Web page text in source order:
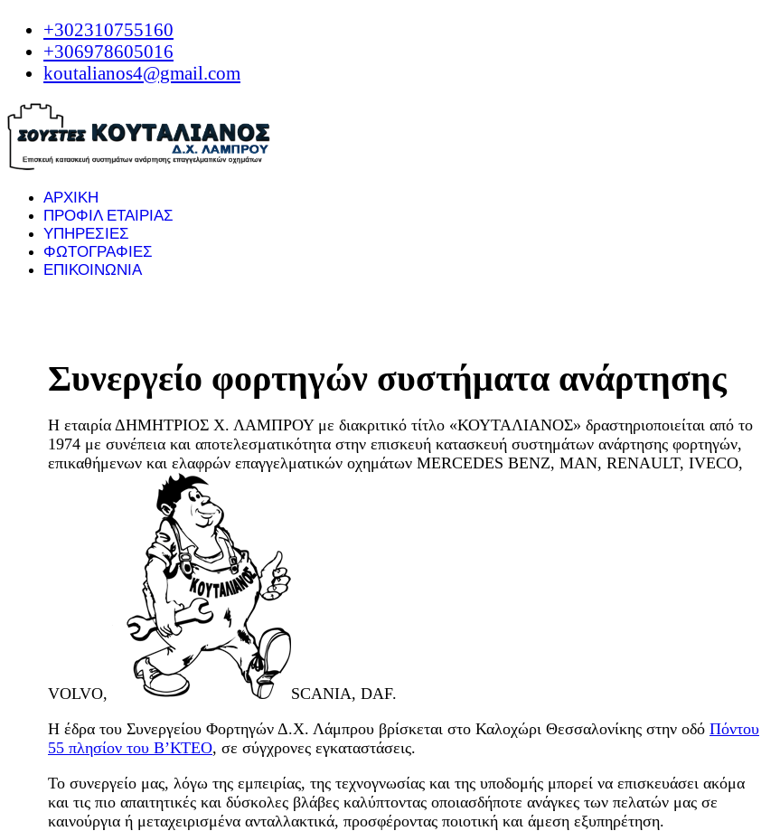
+302310755160
+306978605016
koutalianos4@gmail.com
ΑΡΧΙΚΗ
ΠΡΟΦΙΛ ΕΤΑΙΡΙΑΣ
ΥΠΗΡΕΣΙΕΣ
ΦΩΤΟΓΡΑΦΙΕΣ
ΕΠΙΚΟΙΝΩΝΙΑ
Συνεργείο φορτηγών συστήματα ανάρτησης
Η εταιρία ΔΗΜΗΤΡΙΟΣ Χ. ΛΑΜΠΡΟΥ με διακριτικό τίτλο «ΚΟΥΤΑΛΙΑΝΟΣ» δραστηριοποιείται από το
1974 με συνέπεια και αποτελεσματικότητα στην επισκευή κατασκευή συστημάτων ανάρτησης φορτηγών,
επικαθήμενων και ελαφρών επαγγελματικών οχημάτων MERCEDES BENZ, MAN, RENAULT, IVECO,
VOLVO,
SCANIA, DAF.
Η έδρα του Συνεργείου Φορτηγών Δ.Χ. Λάμπρου βρίσκεται στο Καλοχώρι Θεσσαλονίκης στην οδό Πόντου
55 πλησίον του Β’ΚΤΕΟ, σε σύγχρονες εγκαταστάσεις.
Το συνεργείο μας, λόγω της εμπειρίας, της τεχνογνωσίας και της υποδομής μπορεί να επισκευάσει ακόμα
και τις πιο απαιτητικές και δύσκολες βλάβες καλύπτοντας οποιασδήποτε ανάγκες των πελατών μας σε
καινούργια ή μεταχειρισμένα ανταλλακτικά, προσφέροντας ποιοτική και άμεση εξυπηρέτηση.